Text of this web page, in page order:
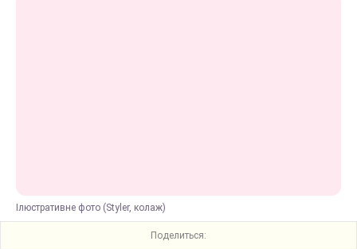
Ілюстративне фото (Styler, колаж)
Поделиться: